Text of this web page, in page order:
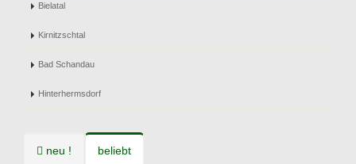
Bielatal
Kirnitzschtal
Bad Schandau
Hinterhermsdorf
neu ! beliebt